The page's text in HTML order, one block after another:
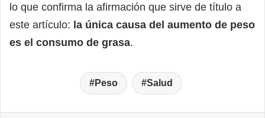
lo que confirma la afirmación que sirve de título a
este artículo: la única causa del aumento de peso
es el consumo de grasa.
Peso Salud